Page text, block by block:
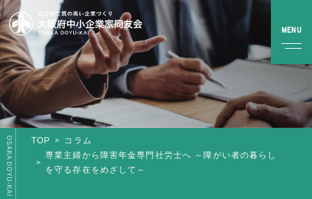
TOP
コラム
専業主婦から障害年金専門社労士へ ～障がい者の暮らし
を守る存在をめざして～
OSAKA DOYU-KAI